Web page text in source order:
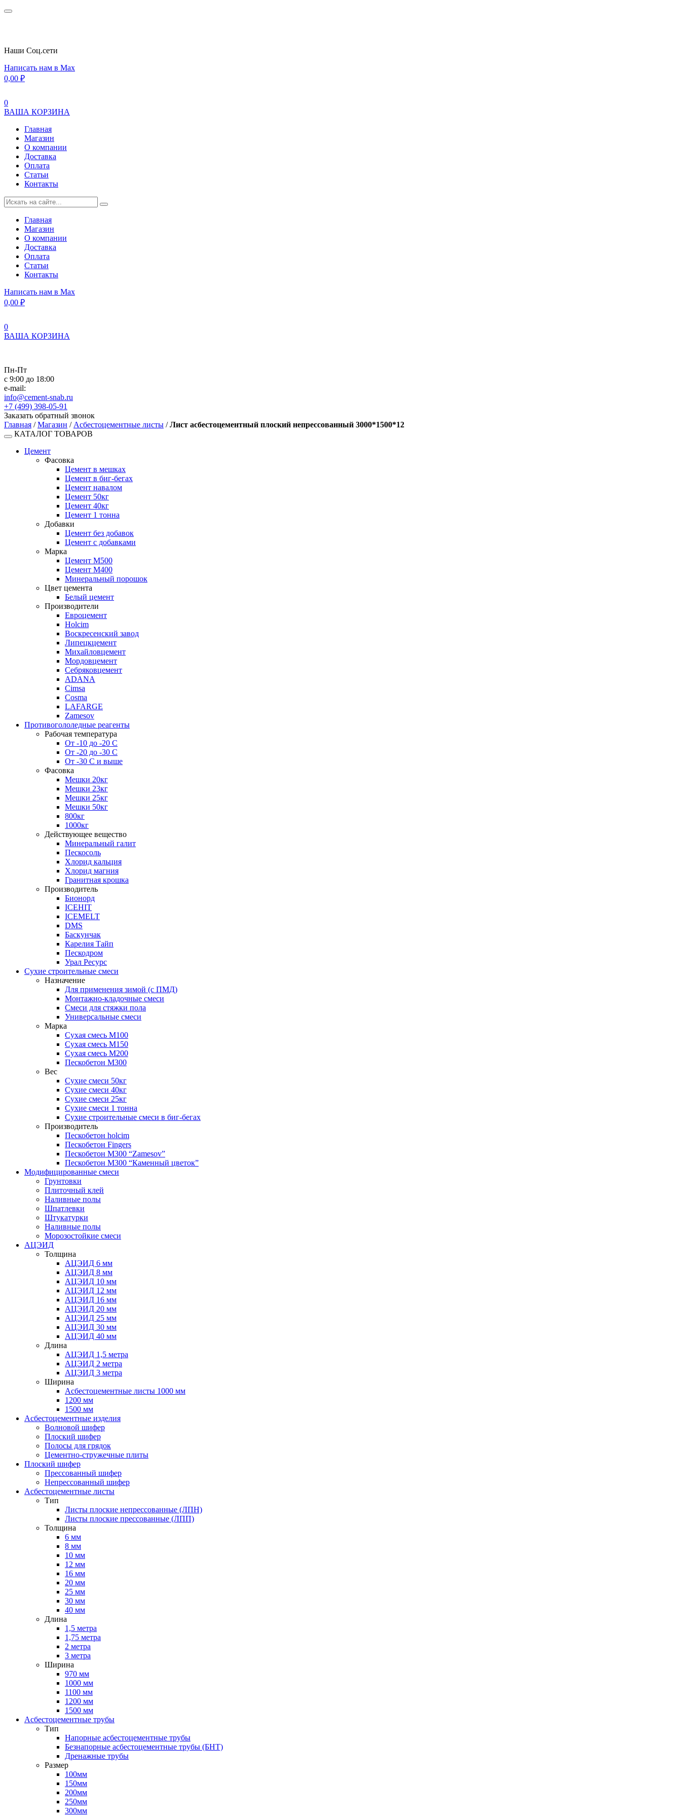
Наши Cоц.сети
Написать нам в Max
0,00 ₽
0
ВАША КОРЗИНА
Главная
Магазин
О компании
Доставка
Оплата
Статьи
Контакты
Главная
Магазин
О компании
Доставка
Оплата
Статьи
Контакты
Написать нам в Max
0,00 ₽
0
ВАША КОРЗИНА
Пн-Пт
с 9:00 до 18:00
e-mail:
info@cement-snab.ru
+7 (499) 398-05-91
Заказать обратный звонок
Главная /Магазин / Асбестоцементные листы /Лист асбестоцементный плоский непрессованный 3000*1500*12
КАТАЛОГ ТОВАРОВ
Цемент
Фасовка
Цемент в мешках
Цемент в биг-бегах
Цемент навалом
Цемент 50кг
Цемент 40кг
Цемент 1 тонна
Добавки
Цемент без добавок
Цемент с добавками
Марка
Цемент М500
Цемент М400
Минеральный порошок
Цвет цемента
Белый цемент
Производители
Евроцемент
Holcim
Воскресенский завод
Липецкцемент
Михайловцемент
Мордовцемент
Себряковцемент
ADANA
Cimsa
Cosma
LAFARGE
Zamesov
Противогололедные реагенты
Рабочая температура
От -10 до -20 С
От -20 до -30 С
От -30 С и выше
Фасовка
Мешки 20кг
Мешки 23кг
Мешки 25кг
Мешки 50кг
800кг
1000кг
Действующее вещество
Минеральный галит
Пескосоль
Хлорид кальция
Хлорид магния
Гранитная крошка
Производитель
Бионорд
ICEHIT
ICEMELT
DMS
Баскунчак
Карелия Тайп
Пескодром
Урал Ресурс
Сухие строительные смеси
Назначение
Для применения зимой (с ПМД)
Монтажно-кладочные смеси
Смеси для стяжки пола
Универсальные смеси
Марка
Сухая смесь М100
Сухая смесь М150
Сухая смесь М200
Пескобетон М300
Вес
Сухие смеси 50кг
Сухие смеси 40кг
Сухие смеси 25кг
Сухие смеси 1 тонна
Сухие строительные смеси в биг-бегах
Производитель
Пескобетон holcim
Пескобетон Fingers
Пескобетон М300 “Zamesov”
Пескобетон М300 “Каменный цветок”
Модифицированные смеси
Грунтовки
Плиточный клей
Наливные полы
Шпатлевки
Штукатурки
Наливные полы
Морозостойкие смеси
АЦЭИД
Толщина
АЦЭИД 6 мм
АЦЭИД 8 мм
АЦЭИД 10 мм
АЦЭИД 12 мм
АЦЭИД 16 мм
АЦЭИД 20 мм
АЦЭИД 25 мм
АЦЭИД 30 мм
АЦЭИД 40 мм
Длина
АЦЭИД 1,5 метра
АЦЭИД 2 метра
АЦЭИД 3 метра
Ширина
Асбестоцементные листы 1000 мм
1200 мм
1500 мм
Асбестоцементные изделия
Волновой шифер
Плоский шифер
Полосы для грядок
Цементно-стружечные плиты
Плоский шифер
Прессованный шифер
Непрессованный шифер
Асбестоцементные листы
Тип
Листы плоские непрессованные (ЛПН)
Листы плоские прессованные (ЛПП)
Толщина
6 мм
8 мм
10 мм
12 мм
16 мм
20 мм
25 мм
30 мм
40 мм
Длина
1,5 метра
1,75 метра
2 метра
3 метра
Ширина
970 мм
1000 мм
1100 мм
1200 мм
1500 мм
Асбестоцементные трубы
Тип
Напорные асбестоцементные трубы
Безнапорные асбестоцементные трубы (БНТ)
Дренажные трубы
Размер
100мм
150мм
200мм
250мм
300мм